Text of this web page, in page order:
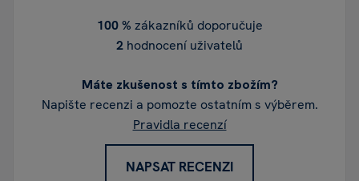
100 % zákazníků doporučuje
2 hodnocení uživatelů
Máte zkušenost s tímto zbožím?
Napište recenzi a pomozte ostatním s výběrem.
Pravidla recenzí
NAPSAT RECENZI